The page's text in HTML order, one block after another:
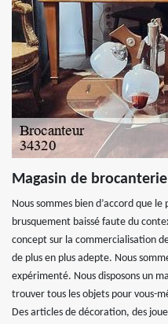
Magasin de
Nous sommes bien d’accord que
brusquement baissé faute du
concept sur la commercialisation
de plus en plus adepte. Nous
expérimenté. Nous disposons un
trouver tous les objets pour vous-
Des articles de décoration, des